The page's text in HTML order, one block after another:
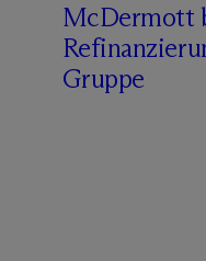
McDermott
Gruppe